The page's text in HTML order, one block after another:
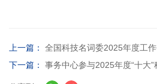
上一篇：
全国科技名词委2025年度工
下一篇：
事务中心参与2025年度“十大